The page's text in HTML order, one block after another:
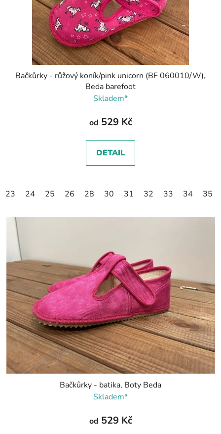
Bačkůrky - růžový koník/pink unicorn (BF 060010/W),
Beda barefoot
Skladem*
od 529 Kč
DETAIL
23 24 25 26 28 30 31 32 33 34 35
Bačkůrky - batika, Boty Beda
Skladem*
od 529 Kč